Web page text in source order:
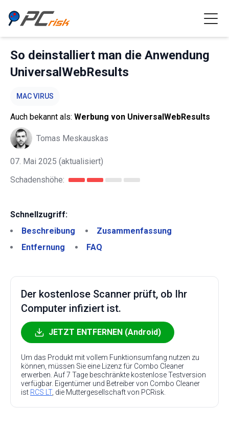
So deinstalliert man die Anwendung
UniversalWebResults
MAC VIRUS
Auch bekannt als: Werbung von UniversalWebResults
Tomas Meskauskas
07. Mai 2025 (aktualisiert)
Schadenshöhe:
Schnellzugriff:
Beschreibung
Zusammenfassung
Entfernung
FAQ
Der kostenlose Scanner prüft, ob Ihr
Computer infiziert ist.
JETZT ENTFERNEN (Android)
Um das Produkt mit vollem Funktionsumfang nutzen zu
können, müssen Sie eine Lizenz für Combo Cleaner
erwerben. Auf 7 Tage beschränkte kostenlose Testversion
verfügbar. Eigentümer und Betreiber von Combo Cleaner
ist RCS LT, die Muttergesellschaft von PCRisk.